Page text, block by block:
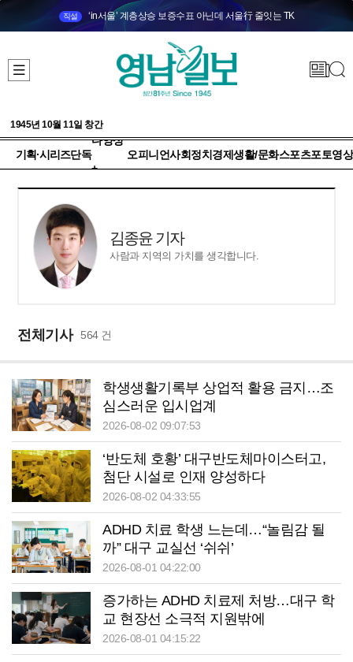
직설 ‘in서울’ 계층상승 보증수표 아닌데 서울行 줄잇는 TK
1945년 10월 11일 창간
기획·시리즈단독
다양성
+
오피니언사회정치 경제생활/문화스포츠포토영상
김종윤 기자
사람과 지역의 가치를 생각합니다.
전체기사 564 건
학생생활기록부 상업적 활용 금지…조
심스러운 입시업계
2026-08-02 09:07:53
‘반도체 호황’ 대구반도체마이스터고,
첨단 시설로 인재 양성하다
2026-08-02 04:33:55
ADHD 치료 학생 느는데…“놀림감 될
까” 대구 교실선 ‘쉬쉬’
2026-08-01 04:22:00
증가하는 ADHD 치료제 처방…대구 학
교 현장선 소극적 지원밖에
2026-08-01 04:15:22